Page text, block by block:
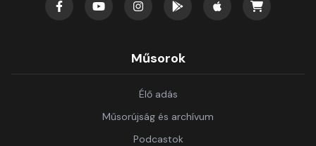
Műsorok
Élő adás
Műsorújság és archívum
Podcastok